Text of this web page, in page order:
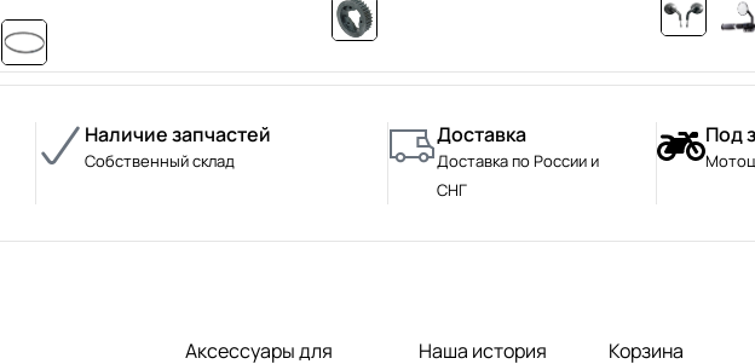
Наличие запчастей
Собственный склад
Доставка
Доставка по России и
СНГ
Под
Аксессуары для
Наша история Корзина